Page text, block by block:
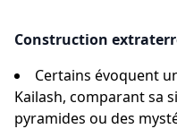
Construction
Certains évoquent
Kailash, comparant sa
pyramides ou des